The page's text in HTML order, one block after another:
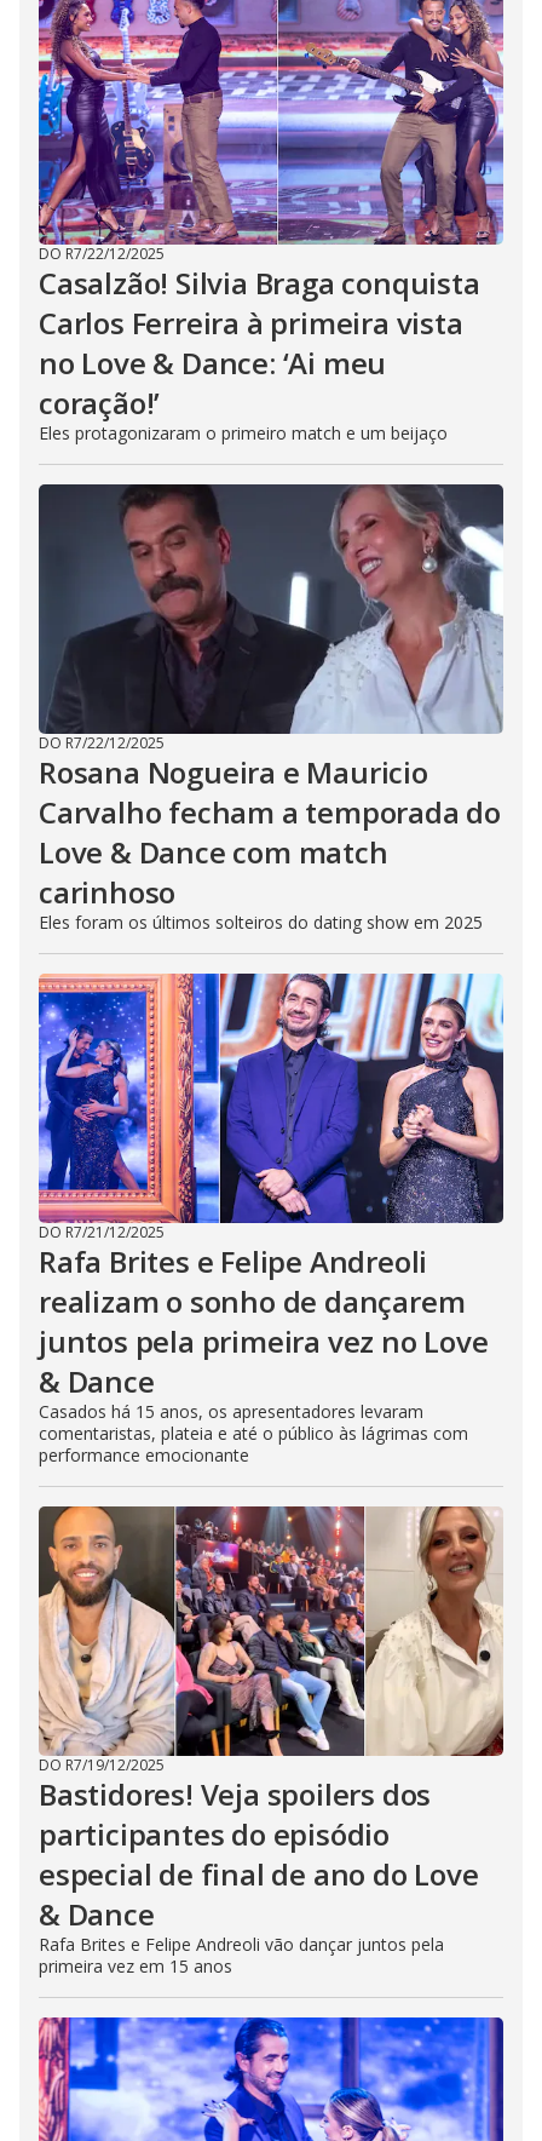
DO R7/22/12/2025
Casalzão! Silvia Braga conquista
Carlos Ferreira à primeira vista
no Love & Dance: ‘Ai meu
coração!’
Eles protagonizaram o primeiro match e um beijaço
DO R7/22/12/2025
Rosana Nogueira e Mauricio
Carvalho fecham a temporada do
Love & Dance com match
carinhoso
Eles foram os últimos solteiros do dating show em 2025
DO R7/21/12/2025
Rafa Brites e Felipe Andreoli
realizam o sonho de dançarem
juntos pela primeira vez no Love
& Dance
Casados há 15 anos, os apresentadores levaram
comentaristas, plateia e até o público às lágrimas com
performance emocionante
DO R7/19/12/2025
Bastidores! Veja spoilers dos
participantes do episódio
especial de final de ano do Love
& Dance
Rafa Brites e Felipe Andreoli vão dançar juntos pela
primeira vez em 15 anos